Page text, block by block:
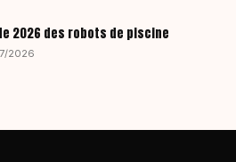
2026 des robots de piscine
2026